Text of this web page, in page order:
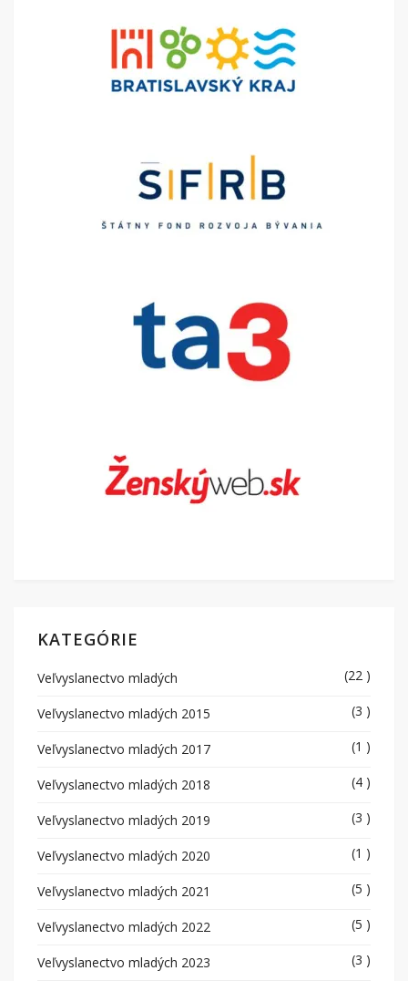
KATEGÓRIE
Veľvyslanectvo mladých (22 )
Veľvyslanectvo mladých 2015 (3 )
Veľvyslanectvo mladých 2017 (1 )
Veľvyslanectvo mladých 2018 (4 )
Veľvyslanectvo mladých 2019 (3 )
Veľvyslanectvo mladých 2020 (1 )
Veľvyslanectvo mladých 2021 (5 )
Veľvyslanectvo mladých 2022 (5 )
Veľvyslanectvo mladých 2023 (3 )